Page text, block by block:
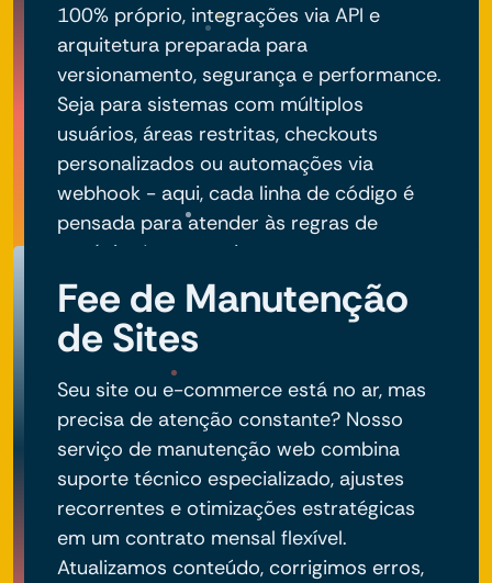
100% próprio, integrações via API e
arquitetura preparada para
versionamento, segurança e performance.
Seja para sistemas com múltiplos
usuários, áreas restritas, checkouts
personalizados ou automações via
webhook - aqui, cada linha de código é
pensada para atender às regras de
negócio do seu projeto.
Fee de Manutenção
de Sites
Seu site ou e-commerce está no ar, mas
precisa de atenção constante? Nosso
serviço de manutenção web combina
suporte técnico especializado, ajustes
recorrentes e otimizações estratégicas
em um contrato mensal flexível.
Atualizamos conteúdo, corrigimos erros,